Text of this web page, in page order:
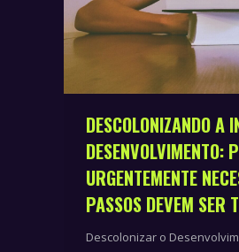
DESCOLONIZANDO A
DESENVOLVIMENTO:
URGENTEMENTE
PASSOS DEVEM SER
Descolonizar o